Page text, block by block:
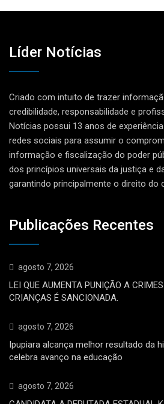
Líder Notícias
Criado com intuito de trazer
credibilidade, responsabilidade e
Notícias possui 13 anos de
redes sociais para assumir o
informação e fiscalização do poder
dos princípios universais da justiça e
garantindo principalmente o direito do
Publicações Recentes
agosto 7, 2026
LEI QUE AUMENTA PUNIÇÃO A
CRIANÇAS É SANCIONADA.
agosto 7, 2026
Ipupiara alcança melhor resultado da
celebra avanço na educação
agosto 7, 2026